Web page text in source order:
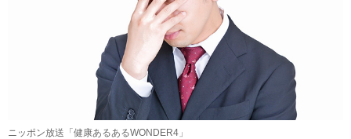
ニッポン放送「健康あるあるWONDER4」